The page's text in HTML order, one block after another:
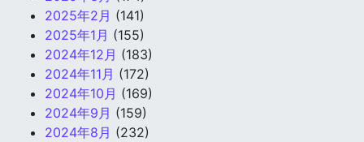
2025年2月 (141)
2025年1月 (155)
2024年12月 (183)
2024年11月 (172)
2024年10月 (169)
2024年9月 (159)
2024年8月 (232)